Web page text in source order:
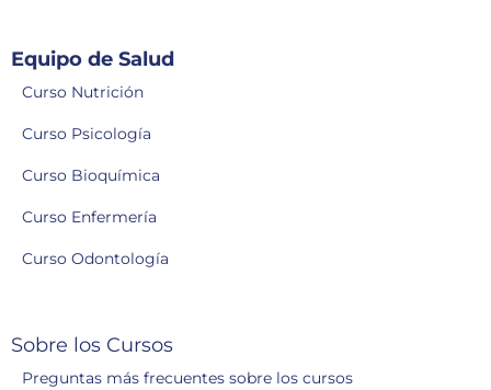
Equipo de Salud
Curso Nutrición
Curso Psicología
Curso Bioquímica
Curso Enfermería
Curso Odontología
Sobre los Cursos
Preguntas más frecuentes sobre los cursos